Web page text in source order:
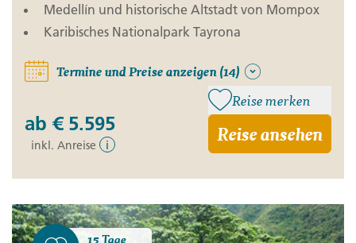
Medellín und historische Altstadt von Mompox
Karibisches Nationalpark Tayrona
Termine und Preise anzeigen (14)
ab € 5.595
inkl. Anreise i
Reise merken
Reise ansehen